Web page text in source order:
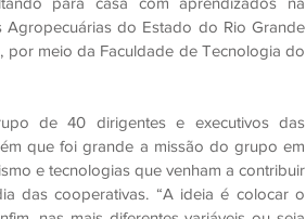
do Estado do Rio Grande
por meio da Faculdade de Tecnologia do
de 40 dirigentes e executivos das
que foi grande a missão do grupo em
e tecnologias que venham a contribuir
das cooperativas. “A ideia é colocar o